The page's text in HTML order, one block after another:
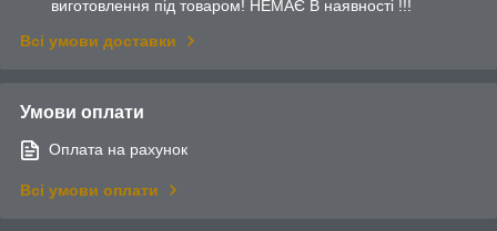
виготовлення під товаром! НЕМАЄ В наявності !!!
Всі умови доставки
Умови оплати
Оплата на рахунок
Всі умови оплати